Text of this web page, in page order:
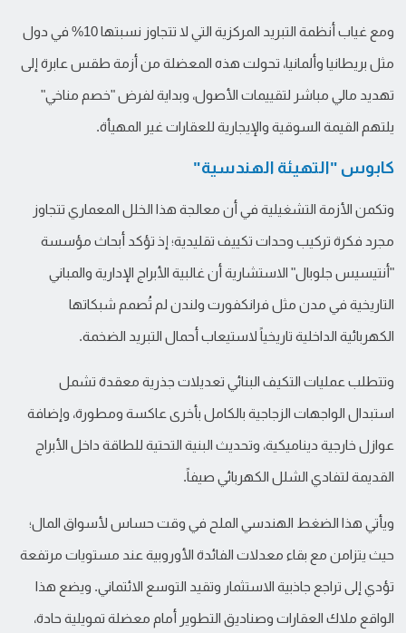
ومع غياب أنظمة التبريد المركزية التي لا تتجاوز نسبتها 10% في دول
مثل بريطانيا وألمانيا، تحولت هذه المعضلة من أزمة طقس عابرة إلى
تهديد مالي مباشر لتقييمات الأصول، وبداية لفرض "خصم مناخي"
يلتهم القيمة السوقية والإيجارية للعقارات غير المهيأة.
كابوس "التهيئة الهندسية"
وتكمن الأزمة التشغيلية في أن معالجة هذا الخلل المعماري تتجاوز
مجرد فكرة تركيب وحدات تكييف تقليدية؛ إذ تؤكد أبحاث مؤسسة
"أنتيسيس جلوبال" الاستشارية أن غالبية الأبراج الإدارية والمباني
التاريخية في مدن مثل فرانكفورت ولندن لم تُصمم شبكاتها
الكهربائية الداخلية تاريخياً لاستيعاب أحمال التبريد الضخمة.
وتتطلب عمليات التكيف البنائي تعديلات جذرية معقدة تشمل
استبدال الواجهات الزجاجية بالكامل بأخرى عاكسة ومطورة، وإضافة
عوازل خارجية ديناميكية، وتحديث البنية التحتية للطاقة داخل الأبراج
القديمة لتفادي الشلل الكهربائي صيفاً.
ويأتي هذا الضغط الهندسي الملح في وقت حساس لأسواق المال؛
حيث يتزامن مع بقاء معدلات الفائدة الأوروبية عند مستويات مرتفعة
تؤدي إلى تراجع جاذبية الاستثمار وتقيد التوسع الائتماني. ويضع هذا
الواقع ملاك العقارات وصناديق التطوير أمام معضلة تمويلية حادة،